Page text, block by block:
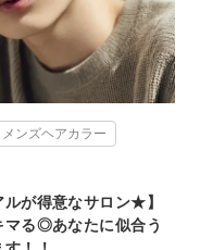
メンズヘアカラー
が得意なサロン★】
マる◎あなたに似合う